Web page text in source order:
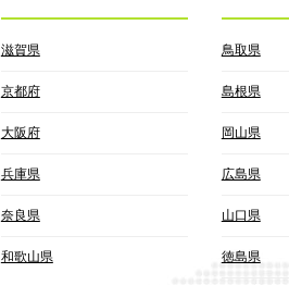
滋賀県
京都府
大阪府
兵庫県
奈良県
和歌山県
鳥取県
島根県
岡山県
広島県
山口県
徳島県